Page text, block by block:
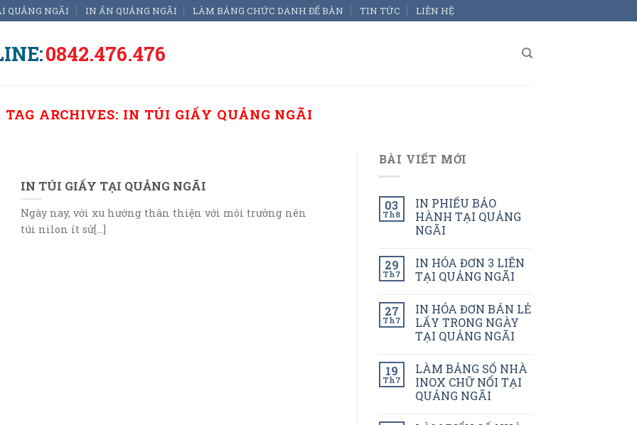
QUẢNG NGÃI IN ẤN QUẢNG NGÃI LÀM BẢNG CHỨC DANH ĐỂ BÀN TIN TỨC LIÊN HỆ
0842.476.476
TAG ARCHIVES: IN TÚI GIẤY QUẢNG NGÃI
IN TÚI GIẤY TẠI QUẢNG NGÃI
Ngày nay, với xu hướng thân thiện với môi trường nên
túi nilon ít sử[...]
BÀI VIẾT MỚI
03
Th8
IN PHIẾU BẢO
HÀNH TẠI QUẢNG
NGÃI
29
Th7
IN HÓA ĐƠN 3 LIÊN
TẠI QUẢNG NGÃI
27
Th7
IN HÓA ĐƠN BÁN LẺ
LẤY TRONG NGÀY
TẠI QUẢNG NGÃI
19
Th7
LÀM BẢNG SỐ NHÀ
INOX CHỮ NỔI TẠI
QUẢNG NGÃI